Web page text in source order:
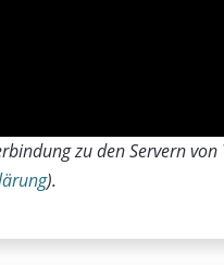
zu den Servern
).